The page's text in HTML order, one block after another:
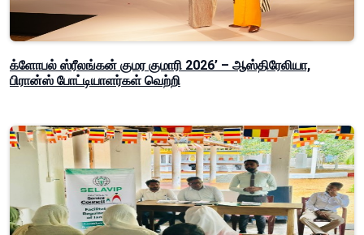
க்ளோபல் ஸ்ரீலங்கன் குமர குமாரி 2026’ – ஆஸ்திரேலியா,
பிரான்ஸ் போட்டியாளர்கள் வெற்றி